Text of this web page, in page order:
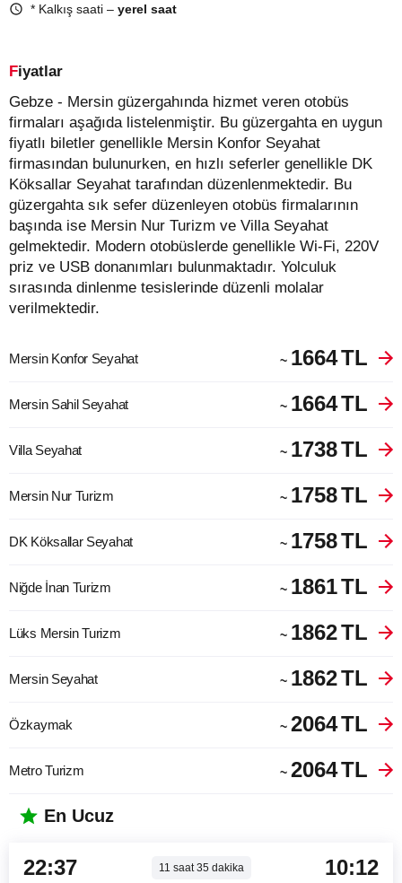
* Kalkış saati – yerel saat
Fiyatlar
Gebze - Mersin güzergahında hizmet veren otobüs
firmaları aşağıda listelenmiştir. Bu güzergahta en uygun
fiyatlı biletler genellikle Mersin Konfor Seyahat
firmasından bulunurken, en hızlı seferler genellikle DK
Köksallar Seyahat tarafından düzenlenmektedir. Bu
güzergahta sık sefer düzenleyen otobüs firmalarının
başında ise Mersin Nur Turizm ve Villa Seyahat
gelmektedir. Modern otobüslerde genellikle Wi-Fi, 220V
priz ve USB donanımları bulunmaktadır. Yolculuk
sırasında dinlenme tesislerinde düzenli molalar
verilmektedir.
Mersin Konfor Seyahat ~ 1664TL
Mersin Sahil Seyahat ~ 1664TL
Villa Seyahat ~ 1738TL
Mersin Nur Turizm ~ 1758TL
DK Köksallar Seyahat ~ 1758TL
Niğde İnan Turizm ~ 1861TL
Lüks Mersin Turizm ~ 1862TL
Mersin Seyahat ~ 1862TL
Özkaymak ~ 2064TL
Metro Turizm ~ 2064TL
En Ucuz
22:37 11 saat35dakika 10:12